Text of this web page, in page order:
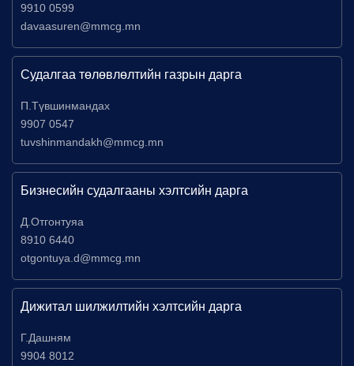
9910 0599
davaasuren@mmcg.mn
Судалгаа төлөвлөлтийн газрын дарга
П.Түвшинмандах
9907 0547
tuvshinmandakh@mmcg.mn
Бизнесийн судалгааны хэлтсийн дарга
Д.Отгонтуяа
8910 6440
otgontuya.d@mmcg.mn
Дижитал шилжилтийн хэлтсийн дарга
Г.Дашням
9904 8012